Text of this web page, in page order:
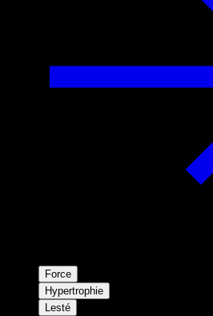
Force
Hypertrophie
Lesté